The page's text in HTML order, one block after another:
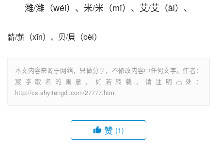
潍/濰（wéi）、米/米（mǐ）、艾/艾（ài）、
薪/薪（xīn）、贝/貝（bèi）
本文内容来源于网络，只做分享，不修改内容中任何文字。作者：
宸字取名的寓意，如若转载，请注明出处：
http://cs.shyitengdl.com/27777.html
赞 (1)